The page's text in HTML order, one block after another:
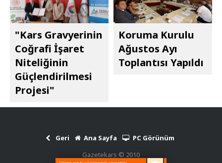
"Kars Gravyerinin
Coğrafi İşaret
Niteliğinin
Güçlendirilmesi
Projesi"
Koruma Kurulu
Ağustos Ayı
Toplantısı Yapıldı
Geri Ana Sayfa
PC Görünüm
Gazetekars © 2010